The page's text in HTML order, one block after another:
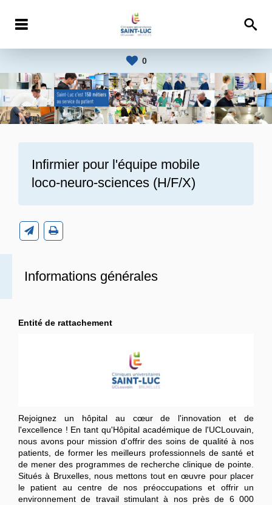
0
Infirmier pour l'équipe mobile
loco-neuro-sciences (H/F/X)
Informations générales
Entité de rattachement
Rejoignez un hôpital au cœur de l'innovation et de
l'excellence ! En tant qu'Hôpital académique de l'UCLouvain,
nous avons pour mission d'offrir des soins de qualité à nos
patients, de former les meilleurs professionnels de santé et
de mener des programmes de recherche clinique de pointe.
Situés à Bruxelles, nous mettons tout en œuvre pour placer
le patient au centre de nos préoccupations et offrir un
environnement de travail stimulant à nos près de 6 000